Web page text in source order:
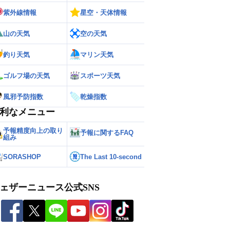
紫外線情報 星空・天体情報
山の天気 空の天気
釣り天気 マリン天気
ゴルフ場の天気 スポーツ天気
風邪予防指数 乾燥指数
なメニュー
予報精度向上の取り
組み
予報に関するFAQ
SORASHOP The Last 10-second
ザーニュース公式SNS